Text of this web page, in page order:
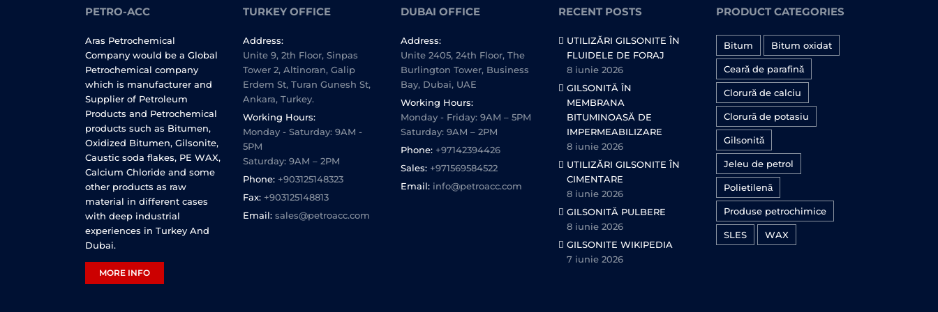
PETRO-ACC
Aras Petrochemical
Company would be a Global
Petrochemical company
which is manufacturer and
Supplier of Petroleum
Products and Petrochemical
products such as Bitumen,
Oxidized Bitumen, Gilsonite,
Caustic soda flakes, PE WAX,
Calcium Chloride and some
other products as raw
material in different cases
with deep industrial
experiences in Turkey And
Dubai.
MORE INFO
TURKEY OFFICE
Address:
Unite 9, 2th Floor, Sinpas
Tower 2, Altinoran, Galip
Erdem St, Turan Gunesh St,
Ankara, Turkey.
Working Hours:
Monday - Saturday: 9AM -
5PM
Saturday: 9AM – 2PM
Phone: +903125148323
Fax: +903125148813
Email: sales@petroacc.com
DUBAI OFFICE
Address:
Unite 2405, 24th Floor, The
Burlington Tower, Business
Bay, Dubai, UAE
Working Hours:
Monday - Friday: 9AM – 5PM
Saturday: 9AM – 2PM
Phone: +97142394426
Sales: +971569584522
Email: info@petroacc.com
RECENT POSTS
UTILIZĂRI GILSONITE ÎN
FLUIDELE DE FORAJ
8 iunie 2026
GILSONITĂ ÎN
MEMBRANA
BITUMINOASĂ DE
IMPERMEABILIZARE
8 iunie 2026
UTILIZĂRI GILSONITE ÎN
CIMENTARE
8 iunie 2026
GILSONITĂ PULBERE
8 iunie 2026
GILSONITE WIKIPEDIA
7 iunie 2026
PRODUCT CATEGORIES
Bitum Bitum oxidat
Ceară de parafină
Clorură de calciu
Clorură de potasiu
Gilsonită
Jeleu de petrol
Polietilenă
Produse petrochimice
SLES WAX